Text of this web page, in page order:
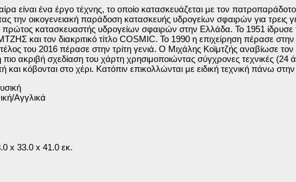
είναι ένα έργο τέχνης, το οποίο κατασκευάζεται με τον
την οικογενειακή παράδοση κατασκευής υδρογείων σφαιρών για τρεις
πρώτος κατασκευαστής υδρογείων σφαιρών στην Ελλάδα. Το 1951 ίδρυσε
και τον διακριτικό τίτλο COSMIC. Το 1990 η επιχείρηση πέρασε στην
του 2016 πέρασε στην τρίτη γενιά. Ο Μιχάλης Κοϊμτζής αναβίωσε τον
ακριβή σχεδίαση του χάρτη χρησιμοποιώντας σύγχρονες τεχνικές (24
και κόβονται στο χέρι. Κατόπιν επικολλώνται με ειδική τεχνική πάνω
Αγγλικά
x 33.0 x 41.0 εκ.